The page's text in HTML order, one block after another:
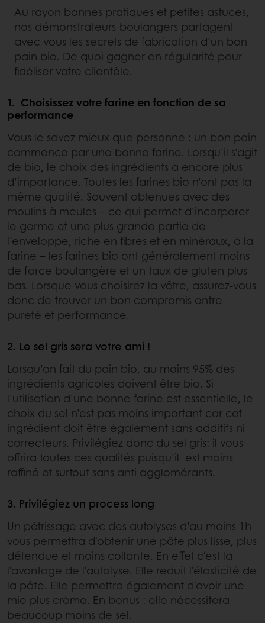
Au rayon bonnes pratiques et petites astuces,
nos démonstrateurs-boulangers partagent
avec vous les secrets de fabrication d’un bon
pain bio. De quoi gagner en régularité pour
fidéliser votre clientèle.
1. Choisissez votre farine en fonction de sa
performance
Vous le savez mieux que personne : un bon pain
commence par une bonne farine. Lorsqu’il s’agit
de bio, le choix des ingrédients a encore plus
d’importance. Toutes les farines bio n’ont pas la
même qualité. Souvent obtenues avec des
moulins à meules – ce qui permet d’incorporer
le germe et une plus grande partie de
l’enveloppe, riche en fibres et en minéraux, à la
farine – les farines bio ont généralement moins
de force boulangère et un taux de gluten plus
bas. Lorsque vous choisirez la vôtre, assurez-vous
donc de trouver un bon compromis entre
pureté et performance.
2. Le sel gris sera votre ami !
Lorsqu’on fait du pain bio, au moins 95% des
ingrédients agricoles doivent être bio. Si
l’utilisation d’une bonne farine est essentielle, le
choix du sel n’est pas moins important car cet
ingrédient doit être également sans additifs ni
correcteurs. Privilégiez donc du sel gris: il vous
offrira toutes ces qualités puisqu’il est moins
raffiné et surtout sans anti agglomérants.
3. Privilégiez un process long
Un pétrissage avec des autolyses d’au moins 1h
vous permettra d'obtenir une pâte plus lisse, plus
détendue et moins collante. En effet c'est la
l'avantage de l'autolyse. Elle reduit l'élasticité de
la pâte. Elle permettra également d'avoir une
mie plus crème. En bonus : elle nécessitera
beaucoup moins de sel.